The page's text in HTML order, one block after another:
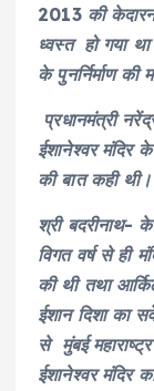
2013 की
ध्वस्त हो गया
के पुनर्निर्माण की
प्रधानमंत्री
ईशानेश्वर मंदिर
की बात कही थी।
श्री बदरीनाथ-
विगत वर्ष से ही
की थी तथा
ईशान दिशा का
से मुंबई
ईशानेश्वर मंदिर